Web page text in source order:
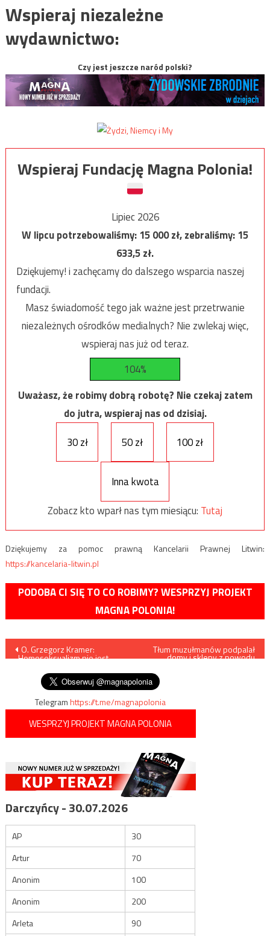
Wspieraj niezależne
wydawnictwo:
Czy jest jeszcze naród polski?
Wspieraj Fundację Magna Polonia!
Lipiec 2026
W lipcu potrzebowaliśmy:15 000zł, zebraliśmy:15
633,5zł.
Dziękujemy! i zachęcamy do dalszego wsparcia naszej
fundacji.
Masz świadomość tego jak ważne jest przetrwanie
niezależnych ośrodków medialnych? Nie zwlekaj więc,
wspieraj nas już od teraz.
104%
Uważasz, że robimy dobrą robotę? Nie czekaj zatem
do jutra, wspieraj nas od dzisiaj.
30 zł
50 zł 100 zł
Inna kwota
Zobacz kto wparł nas tym miesiącu: Tutaj
Dziękujemy za pomoc prawną Kancelarii Prawnej Litwin:
https://kancelaria-litwin.pl
PODOBA CI SIĘ TO CO ROBIMY? WESPRZYJ PROJEKT
MAGNA POLONIA!
Nawigacja
wpisu
O. Grzegorz Kramer:
„Homoseksualizm nie jest
Tłum muzułmanów podpalał
domy i sklepy z powodu
Telegramhttps://t.me/magnapolonia
WESPRZYJ PROJEKT MAGNA POLONIA
Darczyńcy - 30.07.2026
AP
30
Artur
70
Anonim
100
Anonim
200
Arleta
90